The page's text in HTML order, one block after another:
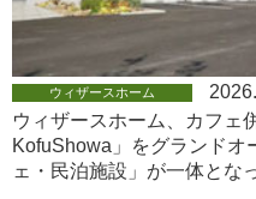
ウィザースホーム
ウィザースホーム、カフェ
KofuShowa」をグランド
ェ・民泊施設」が一体とな